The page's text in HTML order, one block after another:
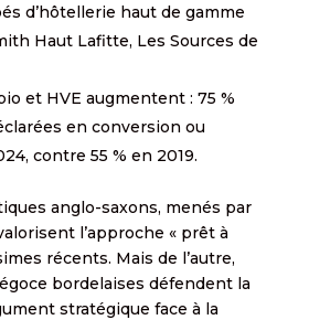
d’hôtellerie haut de gamme
Haut Lafitte, Les Sources de
et HVE augmentent : 75 %
en conversion ou
contre 55 % en 2019.
anglo-saxons, menés par
l’approche « prêt à
récents. Mais de l’autre,
bordelaises défendent la
stratégique face à la